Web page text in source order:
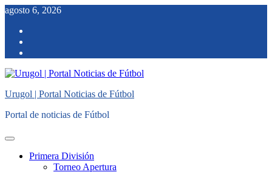
Saltar
contenido
agosto 6, 2026
Urugol | Portal Noticias de Fútbol
Portal de noticias de Fútbol
Menú
principalPrimera División
Torneo Apertura